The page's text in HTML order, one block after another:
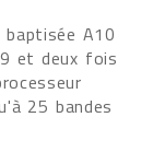
A10
et deux fois
25 bandes